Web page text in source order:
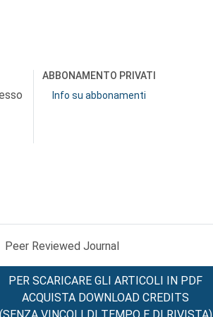
ABBONAMENTO PRIVATI
Info su abbonamenti
Peer Reviewed Journal
PER SCARICARE GLI ARTICOLI IN PDF
ACQUISTA DOWNLOAD CREDITS